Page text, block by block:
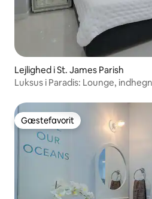
Lejlighed i St. James Parish
Luksus i Paradis: Lounge,
Gæstefavorit
Gæstefavorit